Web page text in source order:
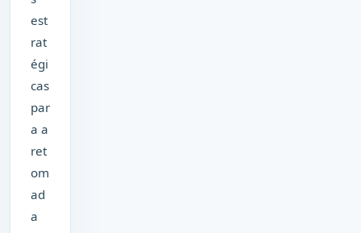
est
rat
égi
cas
par
a a
ret
om
ad
a